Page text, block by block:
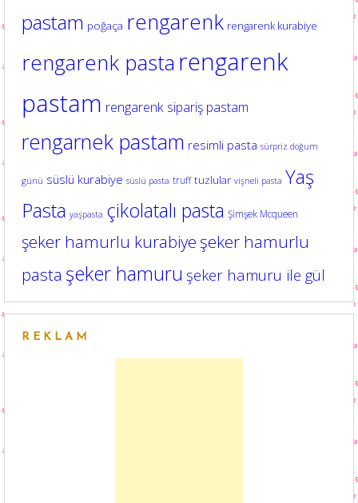
pastam poğaça rengarenk rengarenk kurabiye
rengarenk pasta rengarenk
pastam rengarenk sipariş pastam
rengarnek pastam resimli pasta sürpriz doğum
günü süslü kurabiye süslü pasta truff tuzlular vişneli pasta Yaş
Pasta yaşpasta çikolatalı pasta Şimşek Mcqueen
şeker hamurlu kurabiye şeker hamurlu
pasta şeker hamuru şeker hamuru ile gül
REKLAM